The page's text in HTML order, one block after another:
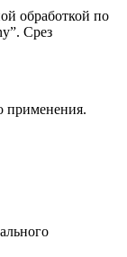
обработкой по
Срез
применения.